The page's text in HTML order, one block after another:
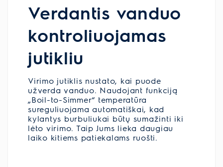
Verdantis vanduo
kontroliuojamas
jutikliu
Virimo jutiklis nustato, kai puode
užverda vanduo. Naudojant funkciją
„Boil-to-Simmer“ temperatūra
sureguliuojama automatiškai, kad
kylantys burbuliukai būtų sumažinti iki
lėto virimo. Taip Jums lieka daugiau
laiko kitiems patiekalams ruošti.